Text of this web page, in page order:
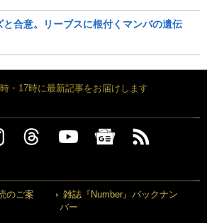
合意。リーブスに根付くマンバの遺伝
・17時に最新記事をお届けします
のご案
雑誌『Number』バックナン
バー